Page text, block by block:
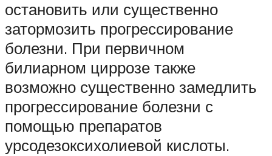
остановить или существенно
затормозить прогрессирование
болезни. При первичном
билиарном циррозе также
возможно существенно замедлить
прогрессирование болезни с
помощью препаратов
урсодезоксихолиевой кислоты.